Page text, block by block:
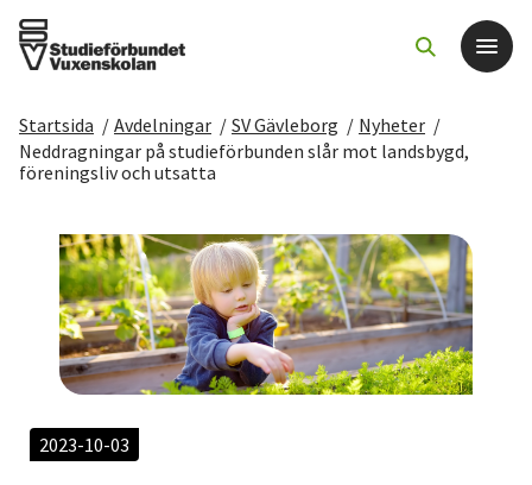
Det här gör vi
Sök kurser och evenemang
Om SV
Starta studiecirkel
Startsida / Avdelningar / SV Gävleborg / Nyheter /
Neddragningar på studieförbunden slår mot landsbygd,
föreningsliv och utsatta
2023-10-03